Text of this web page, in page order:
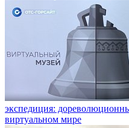
экспедиция:
виртуальном мире